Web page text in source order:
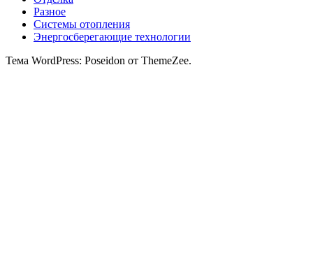
Разное
Системы отопления
Энергосберегающие технологии
Тема WordPress: Poseidon от ThemeZee.